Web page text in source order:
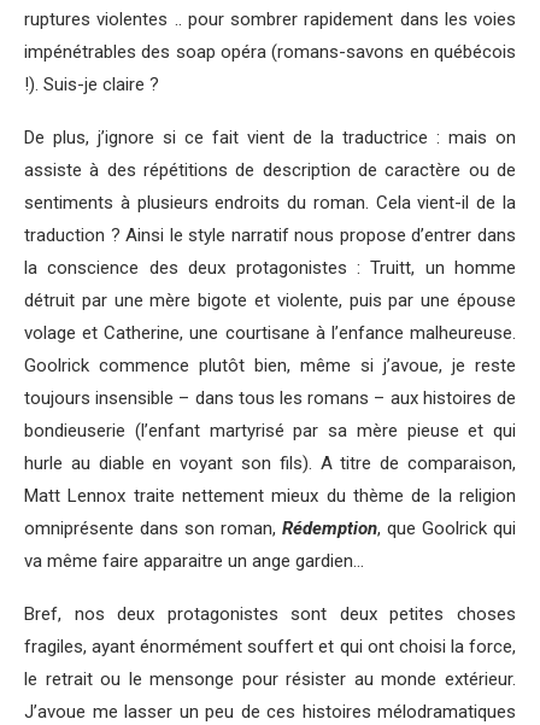
ruptures violentes .. pour sombrer rapidement dans les voies
impénétrables des soap opéra (romans-savons en québécois
!). Suis-je claire ?
De plus, j’ignore si ce fait vient de la traductrice : mais on
assiste à des répétitions de description de caractère ou de
sentiments à plusieurs endroits du roman. Cela vient-il de la
traduction ? Ainsi le style narratif nous propose d’entrer dans
la conscience des deux protagonistes : Truitt, un homme
détruit par une mère bigote et violente, puis par une épouse
volage et Catherine, une courtisane à l’enfance malheureuse.
Goolrick commence plutôt bien, même si j’avoue, je reste
toujours insensible – dans tous les romans – aux histoires de
bondieuserie (l’enfant martyrisé par sa mère pieuse et qui
hurle au diable en voyant son fils). A titre de comparaison,
Matt Lennox traite nettement mieux du thème de la religion
omniprésente dans son roman, Rédemption, que Goolrick qui
va même faire apparaitre un ange gardien…
Bref, nos deux protagonistes sont deux petites choses
fragiles, ayant énormément souffert et qui ont choisi la force,
le retrait ou le mensonge pour résister au monde extérieur.
J’avoue me lasser un peu de ces histoires mélodramatiques